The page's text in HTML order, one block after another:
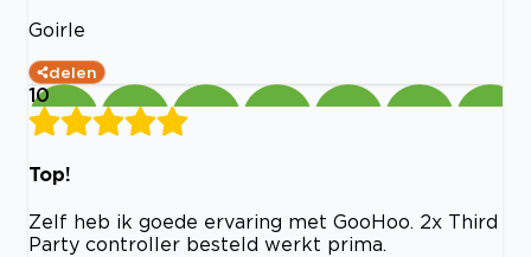
Goirle
delen
10
Top!
Zelf heb ik goede ervaring met GooHoo. 2x Third
Party controller besteld werkt prima.